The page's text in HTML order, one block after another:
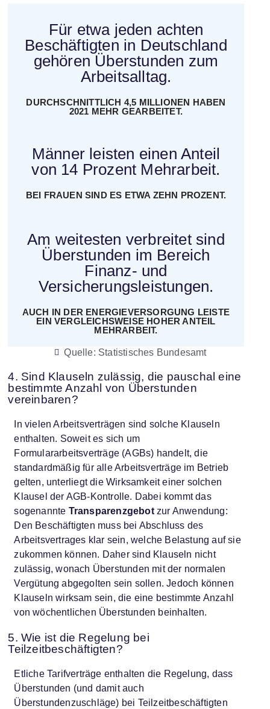
Für etwa jeden achten
Beschäftigten in Deutschland
gehören Überstunden zum
Arbeitsalltag.
DURCHSCHNITTLICH 4,5 MILLIONEN HABEN
2021 MEHR GEARBEITET.
Männer leisten einen Anteil
von 14 Prozent Mehrarbeit.
BEI FRAUEN SIND ES ETWA ZEHN PROZENT.
Am weitesten verbreitet sind
Überstunden im Bereich
Finanz- und
Versicherungsleistungen.
AUCH IN DER ENERGIEVERSORGUNG LEISTE
EIN VERGLEICHSWEISE HOHER ANTEIL
MEHRARBEIT.
Quelle: Statistisches Bundesamt
4. Sind Klauseln zulässig, die pauschal eine
bestimmte Anzahl von Überstunden
vereinbaren?
In vielen Arbeitsverträgen sind solche Klauseln
enthalten. Soweit es sich um
Formulararbeitsverträge (AGBs) handelt, die
standardmäßig für alle Arbeitsverträge im Betrieb
gelten, unterliegt die Wirksamkeit einer solchen
Klausel der AGB-Kontrolle. Dabei kommt das
sogenannte Transparenzgebotzur Anwendung:
Den Beschäftigten muss bei Abschluss des
Arbeitsvertrages klar sein, welche Belastung auf sie
zukommen können. Daher sind Klauseln nicht
zulässig, wonach Überstunden mit der normalen
Vergütung abgegolten sein sollen. Jedoch können
Klauseln wirksam sein, die eine bestimmte Anzahl
von wöchentlichen Überstunden beinhalten.
5. Wie ist die Regelung bei
Teilzeitbeschäftigten?
Etliche Tarifverträge enthalten die Regelung, dass
Überstunden (und damit auch
Überstundenzuschläge) bei Teilzeitbeschäftigten